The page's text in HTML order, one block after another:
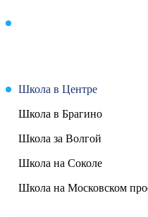
Школа в Центре
Школа в Брагино
Школа за Волгой
Школа на Соколе
Школа на Московском